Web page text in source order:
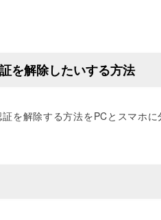
を解除したいする方法
を解除する方法をPCとスマホに